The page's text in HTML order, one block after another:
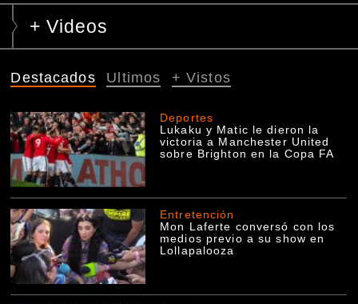
+ Videos
Destacados Ultimos + Vistos
Deportes
Lukaku y Matic le dieron la
victoria a Manchester United
sobre Brighton en la Copa FA
Entretención
Mon Laferte conversó con los
medios previo a su show en
Lollapalooza